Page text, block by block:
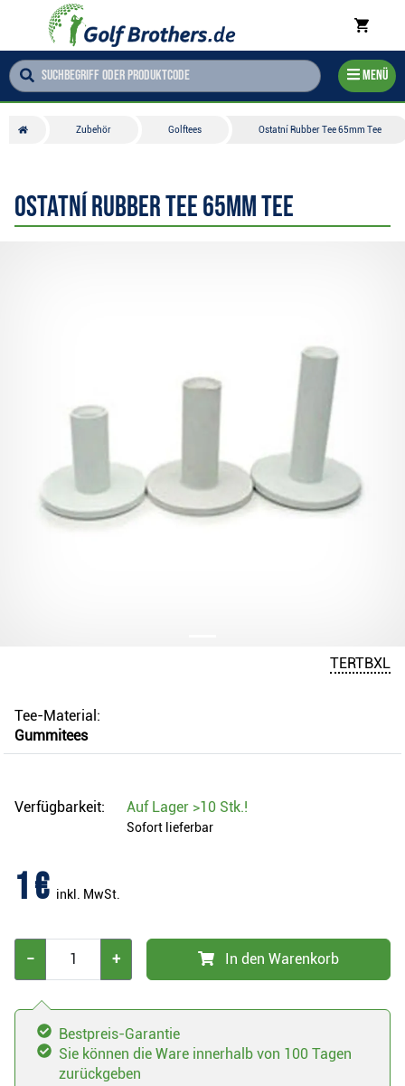
Menü
Zubehör Golftees Ostatní Rubber Tee 65mm Tee
Ostatní Rubber Tee 65mm Tee
TERTBXL
Tee-Material:
Gummitees
Verfügbarkeit: Auf Lager >10 Stk.!
Sofort lieferbar
1 € inkl. MwSt.
− + In den Warenkorb
Bestpreis-Garantie
Sie können die Ware innerhalb von 100 Tagen
zurückgeben